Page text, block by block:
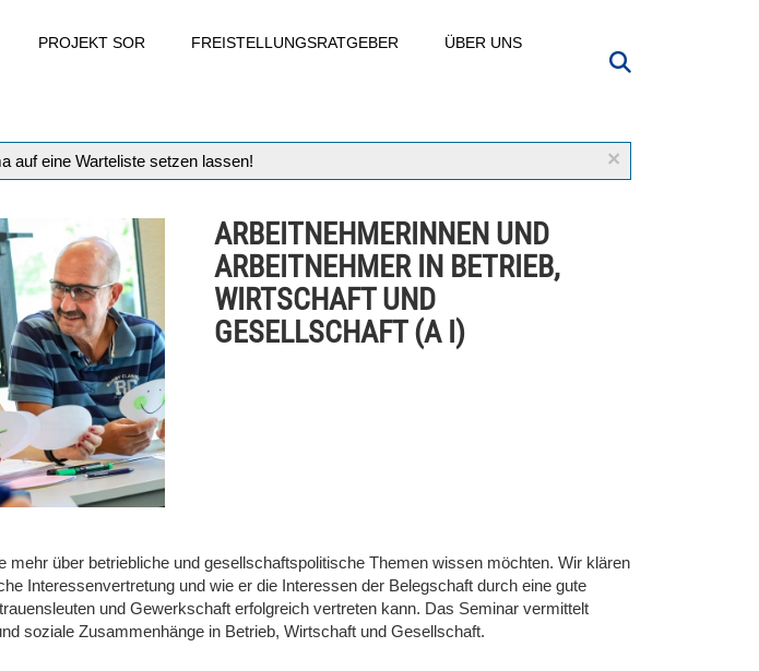
PROJEKT SOR FREISTELLUNGSRATGEBER ÜBER UNS
×
auf eine Warteliste setzen lassen!
ARBEITNEHMERINNEN UND
ARBEITNEHMER IN BETRIEB,
WIRTSCHAFT UND
GESELLSCHAFT (A I)
mehr über betriebliche und gesellschaftspolitische Themen wissen möchten. Wir klären
Interessenvertretung und wie er die Interessen der Belegschaft durch eine gute
und Gewerkschaft erfolgreich vertreten kann. Das Seminar vermittelt
soziale Zusammenhänge in Betrieb, Wirtschaft und Gesellschaft.